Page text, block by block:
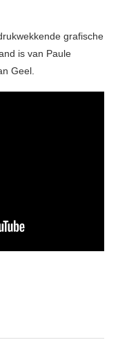
grafische
is van Paule
Geel.